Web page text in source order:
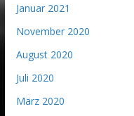
Januar 2021
November 2020
August 2020
Juli 2020
März 2020